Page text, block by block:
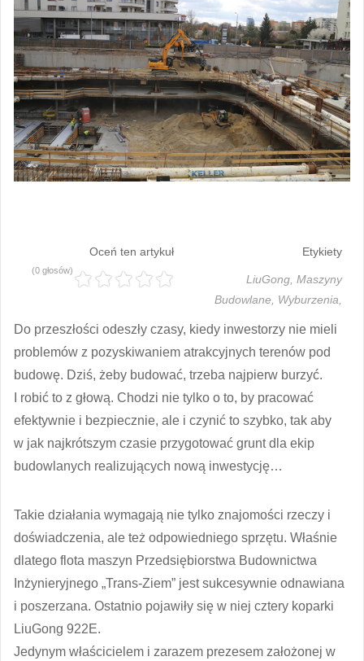
Oceń ten artykuł
(0 głosów)
Etykiety
LiuGong, Maszyny
Budowlane, Wyburzenia,
Do przeszłości odeszły czasy, kiedy inwestorzy nie mieli
problemów z pozyskiwaniem atrakcyjnych terenów pod
budowę. Dziś, żeby budować, trzeba najpierw burzyć.
I robić to z głową. Chodzi nie tylko o to, by pracować
efektywnie i bezpiecznie, ale i czynić to szybko, tak aby
w jak najkrótszym czasie przygotować grunt dla ekip
budowlanych realizujących nową inwestycję…
Takie działania wymagają nie tylko znajomości rzeczy i
doświadczenia, ale też odpowiedniego sprzętu. Właśnie
dlatego flota maszyn Przedsiębiorstwa Budownictwa
Inżynieryjnego „Trans-Ziem” jest sukcesywnie odnawiana
i poszerzana. Ostatnio pojawiły się w niej cztery koparki
LiuGong 922E.
Jedynym właścicielem i zarazem prezesem założonej w